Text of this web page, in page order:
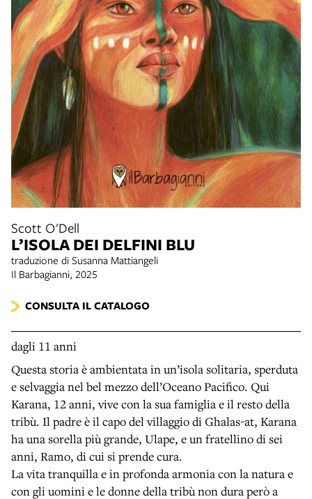
Scott O'Dell
L’ISOLA DEI DELFINI BLU
traduzione di Susanna Mattiangeli
Il Barbagianni, 2025
CONSULTA IL CATALOGO
dagli 11 anni
Questa storia è ambientata in un’isola solitaria, sperduta
e selvaggia nel bel mezzo dell’Oceano Pacifico. Qui
Karana, 12 anni, vive con la sua famiglia e il resto della
tribù. Il padre è il capo del villaggio di Ghalas-at, Karana
ha una sorella più grande, Ulape, e un fratellino di sei
anni, Ramo, di cui si prende cura.
La vita tranquilla e in profonda armonia con la natura e
con gli uomini e le donne della tribù non dura però a